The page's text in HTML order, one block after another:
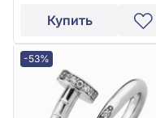
Купить
-53%